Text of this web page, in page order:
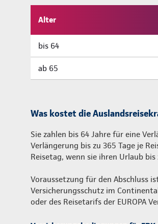
Alter
bis 64
ab 65
Was kostet die
Sie zahlen bis 64 Jahre für eine
Verlängerung bis zu 365 Tage je
Reisetag, wenn sie ihren Urlaub
Voraussetzung für den Abschluss
Versicherungsschutz im
oder des Reisetarifs der EUROPA